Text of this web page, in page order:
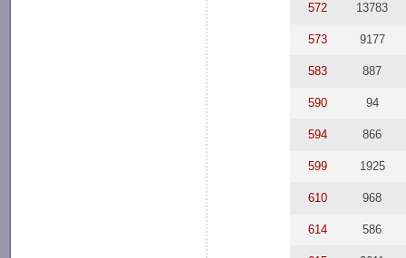
572 13783
573 9177
583 887
590 94
594 866
599 1925
610 968
614 586